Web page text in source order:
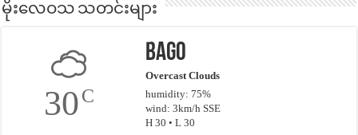
မိုးလေဝသ သတင်းများ
30C
Bago
Overcast Clouds
humidity: 75%
wind: 3km/h SSE
H 30 • L 30